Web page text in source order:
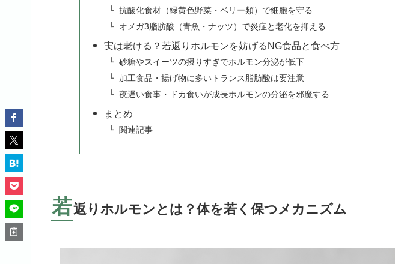
抗酸化食材（緑黄色野菜・ベリー類）で細胞を守る
オメガ3脂肪酸（青魚・ナッツ）で炎症と老化を抑える
実は老ける？若返りホルモンを妨げるNG食品と食べ方
砂糖やスイーツの摂りすぎでホルモン分泌が低下
加工食品・揚げ物に多いトランス脂肪酸は要注意
夜遅い食事・ドカ食いが成長ホルモンの分泌を邪魔する
まとめ
関連記事
若返りホルモンとは？体を若く保つメカニズム